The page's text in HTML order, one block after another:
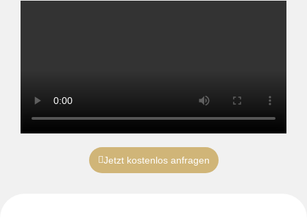
Jetzt kostenlos anfragen